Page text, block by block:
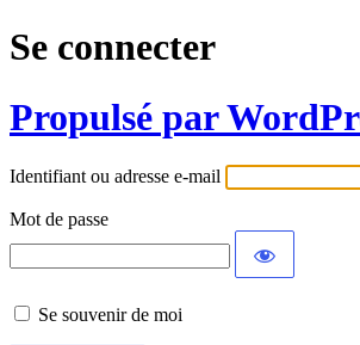
Se connecter
Propulsé par
Identifiant ou adresse e-mail
Mot de passe
Se souvenir de moi